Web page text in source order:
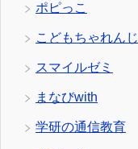
ポピっこ
こどもちゃれんじ
スマイルゼミ
まなびwith
学研の通信教育